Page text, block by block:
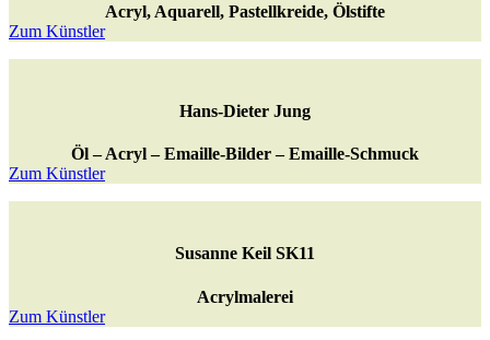
Acryl, Aquarell, Pastellkreide, Ölstifte
Zum Künstler
Hans-Dieter Jung
Öl – Acryl – Emaille-Bilder – Emaille-Schmuck
Zum Künstler
Susanne Keil SK11
Acrylmalerei
Zum Künstler